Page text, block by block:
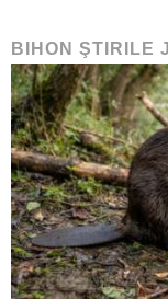
BIHON ŞTIRILE